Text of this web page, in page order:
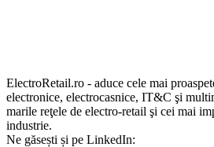
ElectroRetail.ro - aduce cele mai
electronice, electrocasnice, IT&C şi
marile reţele de electro-retail şi cei mai
industrie.
Ne găsești și pe LinkedIn: